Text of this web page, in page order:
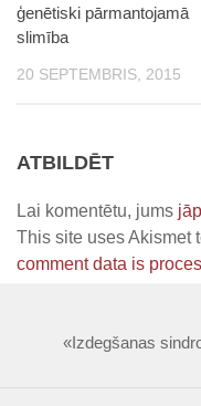
ģenētiski pārmantojamā
slimība
20 SEPTEMBRIS, 2015
ATBILDĒT
Lai komentētu, jums
This site uses Akismet
comment data is
«Izdegšanas